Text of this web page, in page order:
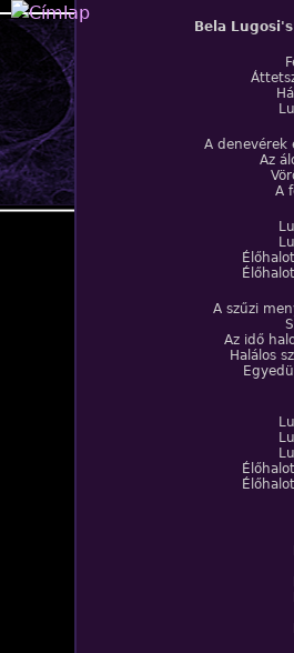
Jump to
Bela
A denevérek
Az
A
A szűzi
Az idő
Halálos